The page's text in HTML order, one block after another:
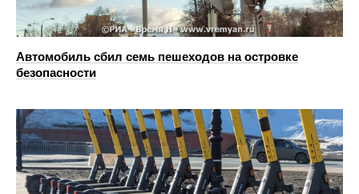
Автомобиль сбил семь пешеходов на островке
безопасности